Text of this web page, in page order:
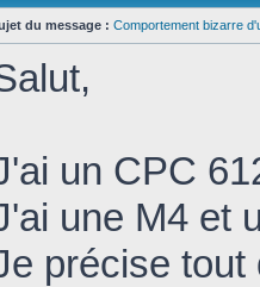
du message : Comportement bizarre
un CPC
une M4 et
précise tout